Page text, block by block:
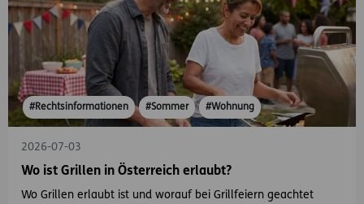
#Rechtsinformationen #Sommer #Wohnung
2026-07-03
Wo ist Grillen in Österreich erlaubt?
Wo Grillen erlaubt ist und worauf bei Grillfeiern geachtet